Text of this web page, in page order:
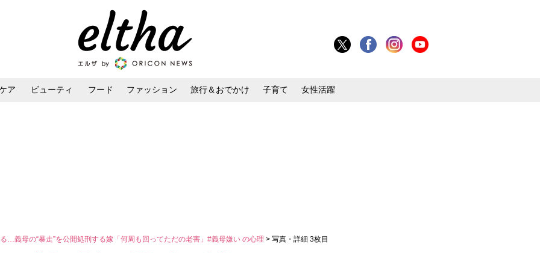
ア ビューティ フード ファッション 旅行＆おでかけ 子育て 女性活躍
…義母の“暴走”を公開処刑する嫁「何周も回ってただの老害」#義母嫌い の心理 > 写真・詳細 3枚目